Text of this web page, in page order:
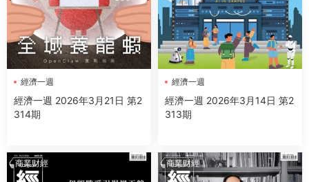
經濟一週
經濟一週 2026年3月21日 第2
314期
經濟一週
經濟一週 2026年3月14日 第2
313期
商業财經 商業财經